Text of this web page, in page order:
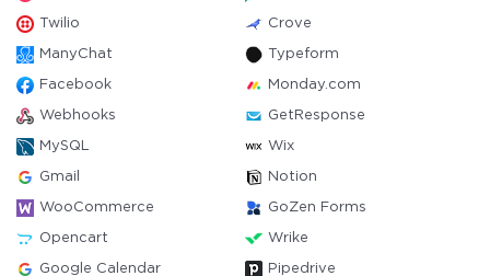
Twilio Crove
ManyChat Typeform
Facebook Monday.com
Webhooks GetResponse
MySQL Wix
Gmail Notion
WooCommerce GoZen Forms
Opencart Wrike
Google Calendar Pipedrive